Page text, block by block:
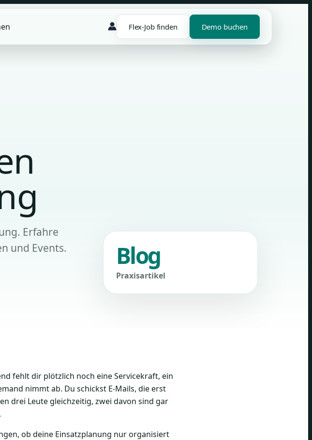
Flex-Job finden Demo buchen
Erfahre
und Events.
Blog
Praxisartikel
fehlt dir plötzlich noch eine Servicekraft, ein
nimmt ab. Du schickst E-Mails, die erst
drei Leute gleichzeitig, zwei davon sind gar
ob deine Einsatzplanung nur organisiert